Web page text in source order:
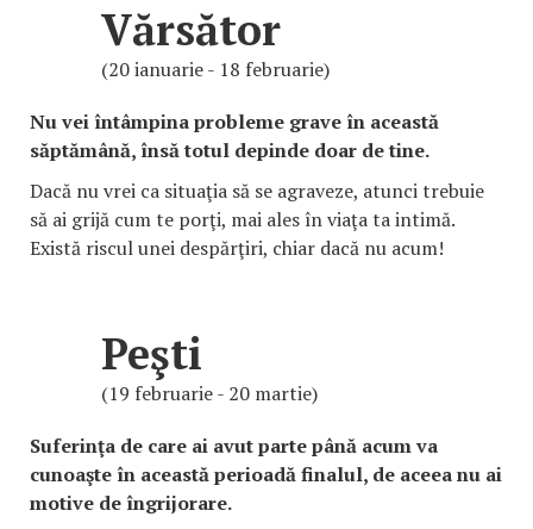
Vărsător
(20 ianuarie - 18 februarie)
Nu vei întâmpina probleme grave în această
săptămână, însă totul depinde doar de tine.
Dacă nu vrei ca situaţia să se agraveze, atunci trebuie
să ai grijă cum te porţi, mai ales în viaţa ta intimă.
Există riscul unei despărţiri, chiar dacă nu acum!
Peşti
(19 februarie - 20 martie)
Suferinţa de care ai avut parte până acum va
cunoaşte în această perioadă finalul, de aceea nu ai
motive de îngrijorare.